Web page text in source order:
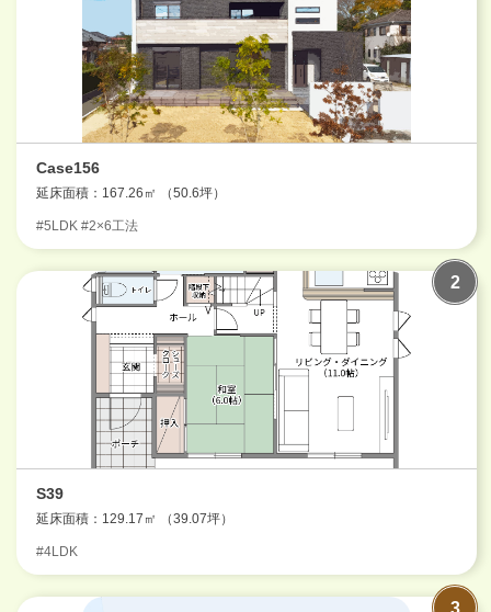
Case156
延床面積：167.26㎡ （50.6坪）
#5LDK #2×6工法
S39
延床面積：129.17㎡ （39.07坪）
#4LDK